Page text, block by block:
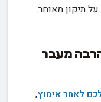
תיקון מאוחר.
מעבר
לאחר אימוץ,